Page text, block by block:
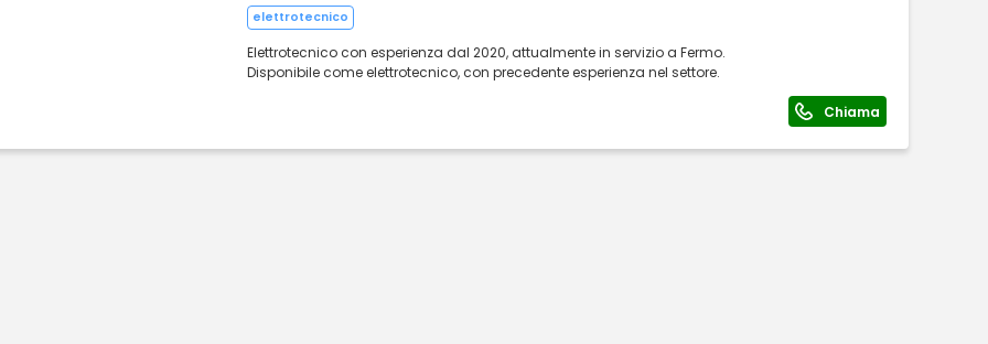
elettrotecnico
Elettrotecnico con esperienza dal 2020, attualmente in servizio a Fermo.
Disponibile come elettrotecnico, con precedente esperienza nel settore.
Chiama